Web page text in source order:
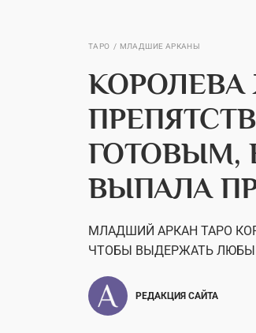
ТАРО МЛАДШИЕ АРКАНЫ
ГОТОВЫМ,
ВЫПАЛА
МЛАДШИЙ АРКАН ТАРО
ЧТОБЫ ВЫДЕРЖАТЬ
РЕДАКЦИЯ САЙТА